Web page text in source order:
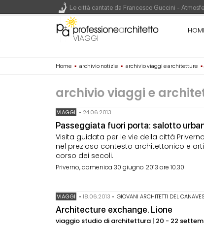
VIAGGI
Home ▪ archivio notizie ▪ archivio viaggi e architetture ▪
archivio viaggi e
VIAGGI • 24.06.2013
Passeggiata fuori porta: salotto
Visita guidata per le vie della città
nel prezioso contesto architettonico e
corso dei secoli.
Priverno, domenica 30 giugno 2013 ore 10.30
VIAGGI •18.06.2013 • GIOVANI ARCHITETTI DEL
Architecture exchange. Lione
viaggio studio di architettura | 20 - 22
Le città cantate da Francesco Guccini -
Renzo Piano World Tour 2026, ottava edizione